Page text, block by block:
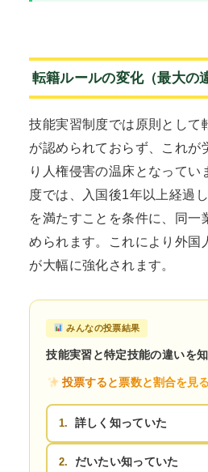
転籍ルールの変化（最大の
技能実習制度では原則として
が認められておらず、これが
り人権侵害の温床となってい
度では、入国後1年以上経過
を満たすことを条件に、同一
められます。これにより外国
が大幅に強化されます。
みんなの投票結果
技能実習と特定技能の違いを
投票すると票数と割合を見
1. 詳しく知っていた
2. だいたい知っていた